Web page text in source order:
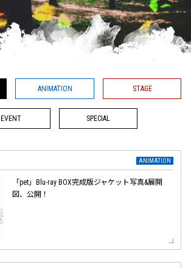
ANIMATION STAGE
EVENT SPECIAL
「pet」Blu-ray BOX完成版ジャケット写真&展開
図、公開！